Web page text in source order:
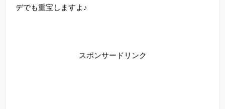
デでも重宝しますよ♪
スポンサードリンク